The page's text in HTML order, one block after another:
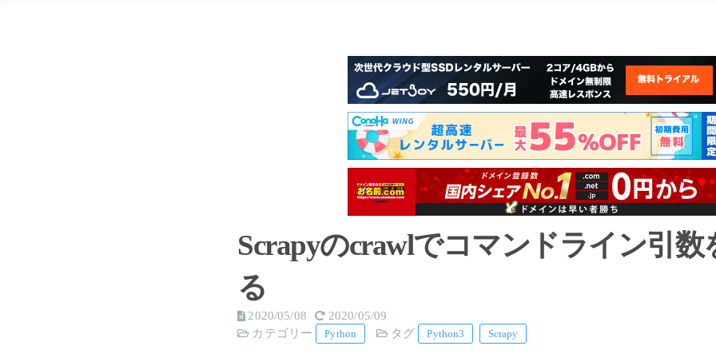
Scrapyのcrawlでコマンドライン引数
る
2020/05/08
2020/05/09
カテゴリー
Python タグ Python3 Scrapy